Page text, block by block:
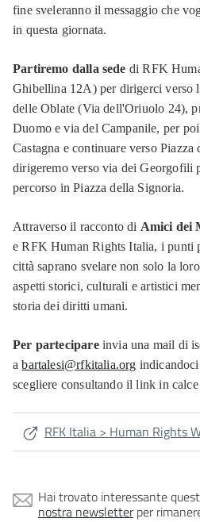
fine sveleranno il messaggio che
in questa giornata.
Partiremo dalla sede di RFK
Ghibellina 12A) per dirigerci verso
delle Oblate (Via dell'Oriuolo 24),
Duomo e via del Campanile, per
Castagna e continuare verso
dirigeremo verso via dei Georgofili
percorso in Piazza della Signoria.
Attraverso il racconto di Amici dei
e RFK Human Rights Italia, i punti
città saprano svelare non solo la
aspetti storici, culturali e artistici
storia dei diritti umani.
Per partecipareinvia una mail di
abartalesi@rfkitalia.org
scegliere consultando il link in calce
RFK Italia > Human Rights
Hai trovato interessante
nostra newsletterper